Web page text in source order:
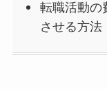
転職活動の
させる方法